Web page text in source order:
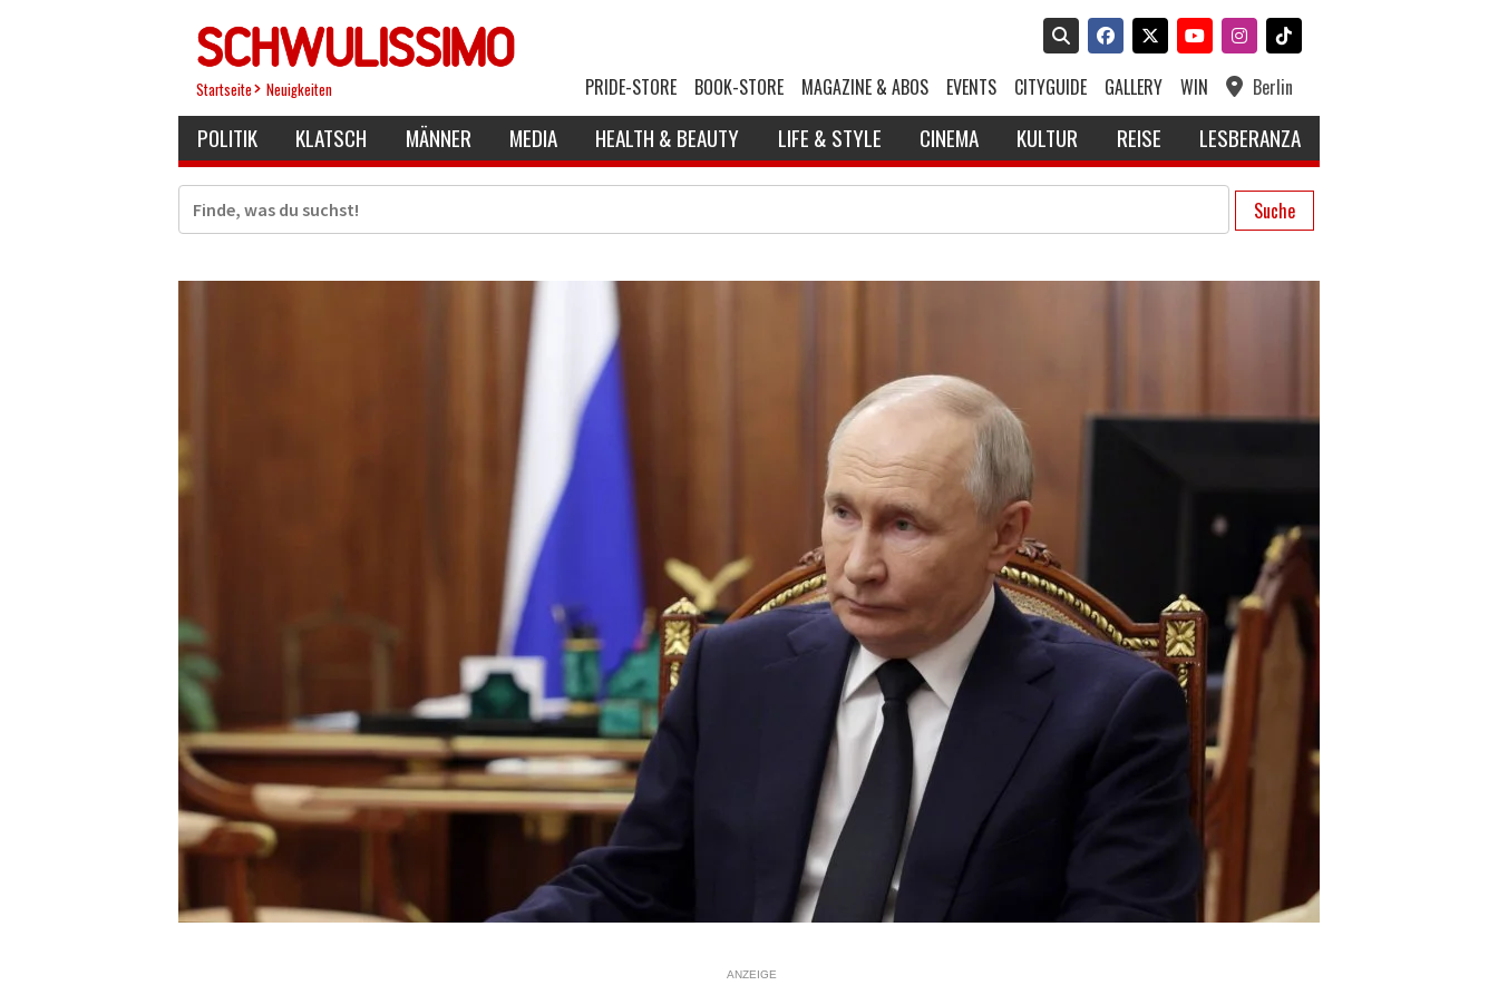
Startseite Neuigkeiten PRIDE-STORE BOOK-STORE MAGAZINE & ABOS EVENTS CITYGUIDE GALLERY WIN Berlin
POLITIK KLATSCH MÄNNER MEDIA HEALTH & BEAUTY LIFE & STYLE CINEMA KULTUR REISE LESBERANZA
Suche
ANZEIGE